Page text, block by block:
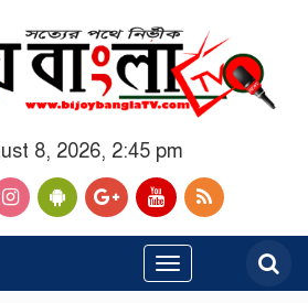
8, 2026, 2:45 pm
Toggle
navigation